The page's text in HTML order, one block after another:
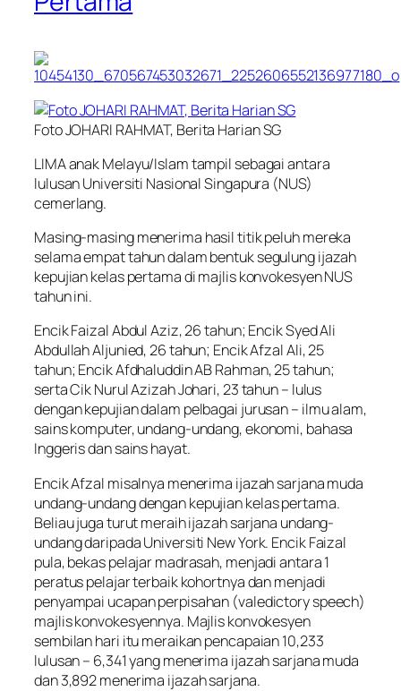
Foto JOHARI RAHMAT, Berita Harian SG
LIMA anak Melayu/Islam tampil sebagai antara
lulusan Universiti Nasional Singapura (NUS)
cemerlang.
Masing-masing menerima hasil titik peluh mereka
selama empat tahun dalam bentuk segulung ijazah
kepujian kelas pertama di majlis konvokesyen NUS
tahun ini.
Encik Faizal Abdul Aziz, 26 tahun; Encik Syed Ali
Abdullah Aljunied, 26 tahun; Encik Afzal Ali, 25
tahun; Encik Afdhaluddin AB Rahman, 25 tahun;
serta Cik Nurul Azizah Johari, 23 tahun – lulus
dengan kepujian dalam pelbagai jurusan – ilmu alam,
sains komputer, undang-undang, ekonomi, bahasa
Inggeris dan sains hayat.
Encik Afzal misalnya menerima ijazah sarjana muda
undang-undang dengan kepujian kelas pertama.
Beliau juga turut meraih ijazah sarjana undang-
undang daripada Universiti New York. Encik Faizal
pula, bekas pelajar madrasah, menjadi antara 1
peratus pelajar terbaik kohortnya dan menjadi
penyampai ucapan perpisahan (valedictory speech)
majlis konvokesyennya. Majlis konvokesyen
sembilan hari itu meraikan pencapaian 10,233
lulusan – 6,341 yang menerima ijazah sarjana muda
dan 3,892 menerima ijazah sarjana.